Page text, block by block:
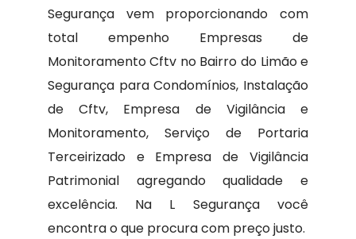
Segurança vem proporcionando com
total empenho Empresas de
Monitoramento Cftv no Bairro do Limão e
Segurança para Condomínios, Instalação
de Cftv, Empresa de Vigilância e
Monitoramento, Serviço de Portaria
Terceirizado e Empresa de Vigilância
Patrimonial agregando qualidade e
excelência. Na L Segurança você
encontra o que procura com preço justo.